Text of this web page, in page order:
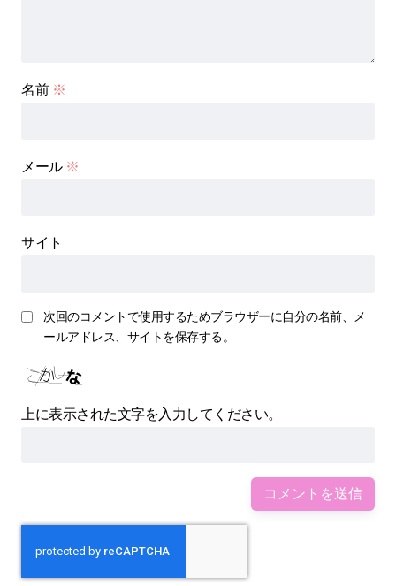
名前 ※
メール ※
サイト
次回のコメントで使用するためブラウザーに自分の名前、メ
ールアドレス、サイトを保存する。
上に表示された文字を入力してください。